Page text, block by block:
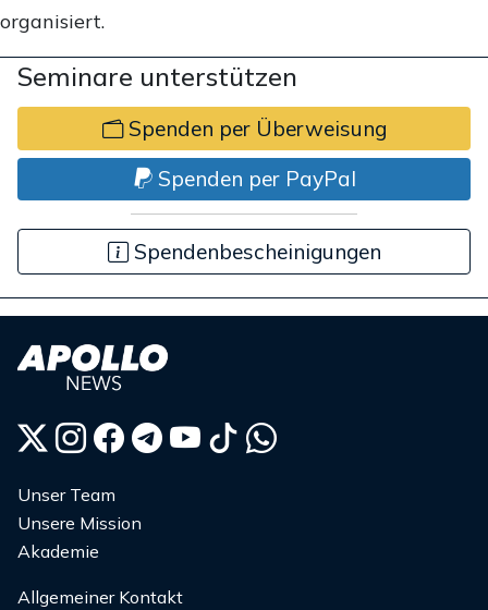
organisiert.
Seminare unterstützen
Spenden per Überweisung
Spenden per PayPal
Spendenbescheinigungen
Unser Team
Unsere Mission
Akademie
Allgemeiner Kontakt